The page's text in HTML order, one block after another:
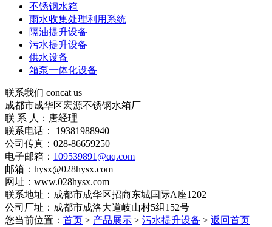
不锈钢水箱
雨水收集处理利用系统
隔油提升设备
污水提升设备
供水设备
箱泵一体化设备
联系我们 concat us
成都市成华区宏源不锈钢水箱厂
联 系 人：唐经理
联系电话： 19381988940
公司传真：028-86659250
电子邮箱： 109539891@qq.com
邮箱：hysx@028hysx.com
网址：www.028hysx.com
联系地址：成都市成华区招商东城国际A座1202
公司厂址：成都市成洛大道岐山村5组152号
您当前位置： 首页 > 产品展示 > 污水提升设备 > 返回首页